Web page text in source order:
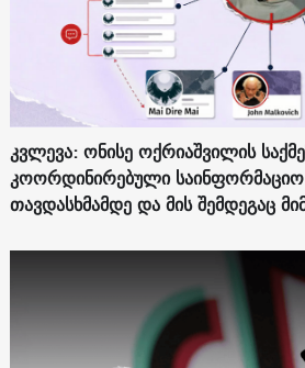
კვლევა: ონისე ოქრიაშვილის
კოორდინირებული საინფორმაციო
თავდასხმამდე და მის შემდეგაც